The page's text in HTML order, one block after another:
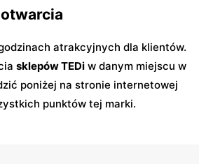
atrakcyjnych dla klientów.
sklepów TEDi w danym miejscu w
poniżej na stronie internetowej
punktów tej marki.